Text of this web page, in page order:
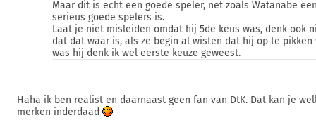
Maar dit is echt een goede speler, net zoals Watanabe
serieus goede spelers is.
Laat je niet misleiden omdat hij 5de keus was, denk ook
dat dat waar is, als ze begin al wisten dat hij op te pikken
was hij denk ik wel eerste keuze geweest.
Haha ik ben realist en daarnaast geen fan van DtK. Dat kan je
merken inderdaad